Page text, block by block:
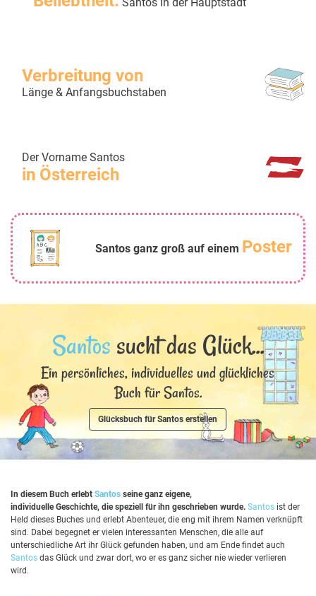
Verbreitung von
Länge & Anfangsbuchstaben
Der Vorname Santos
in Österreich
Santos ganz groß auf einem Poster
Santos sucht das Glück...
Ein persönliches, individuelles und glückliches
Buch für Santos.
Glücksbuch für Santos erstellen
In diesem Buch erlebt Santos seine ganz eigene,
individuelle Geschichte, die speziell für ihn geschrieben wurde. Santos ist der
Held dieses Buches und erlebt Abenteuer, die eng mit ihrem Namen verknüpft
sind. Dabei begegnet er vielen interessanten Menschen, die alle auf
unterschiedliche Art ihr Glück gefunden haben, und am Ende findet auch
Santos das Glück und zwar dort, wo er es ganz sicher nie wieder verlieren
wird.